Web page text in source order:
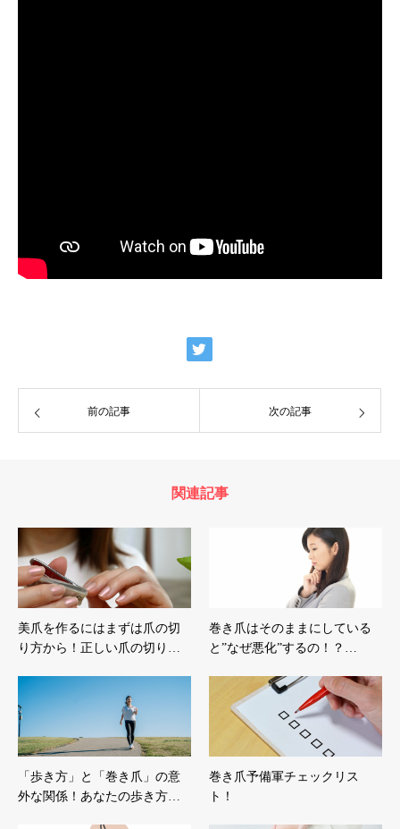
前の記事 次の記事
関連記事
美爪を作るにはまずは爪の切
り方から！正しい爪の切り…
巻き爪はそのままにしている
と”なぜ悪化”するの！？…
「歩き方」と「巻き爪」の意
外な関係！あなたの歩き方…
巻き爪予備軍チェックリス
ト！